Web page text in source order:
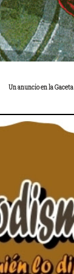
Un anuncio en la Gaceta